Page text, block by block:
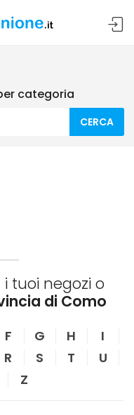
categoria
CERCA
i tuoi negozi o
di Como
F G H
I
R S T
U
Z